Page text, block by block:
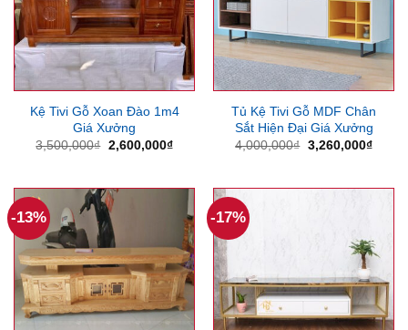
Kệ Tivi Gỗ Xoan Đào 1m4
Giá Xưởng
3,500,000₫ Giá
2,600,000₫Giá
2,600,000₫.
Tủ Kệ Tivi Gỗ MDF Chân
Sắt Hiện Đại Giá Xưởng
4,000,000₫ Giá
3,260,000₫Giá
-13% -17%